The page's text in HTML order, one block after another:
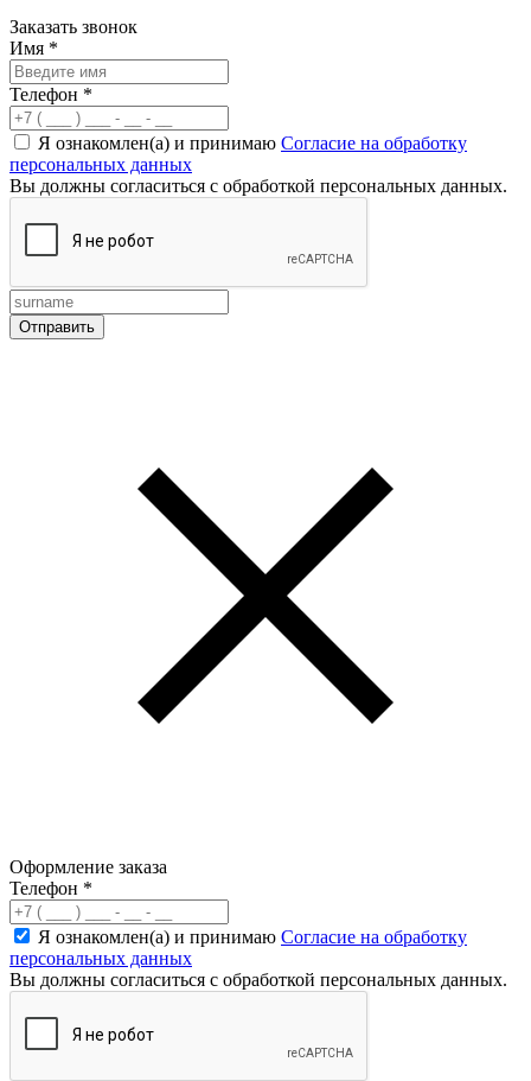
Заказать звонок
Имя *
Телефон *
Я ознакомлен(а) и принимаю Согласие на обработку
персональных данных
Вы должны согласиться с обработкой персональных данных.
Оформление заказа
Телефон *
Я ознакомлен(а) и принимаю Согласие на обработку
персональных данных
Вы должны согласиться с обработкой персональных данных.